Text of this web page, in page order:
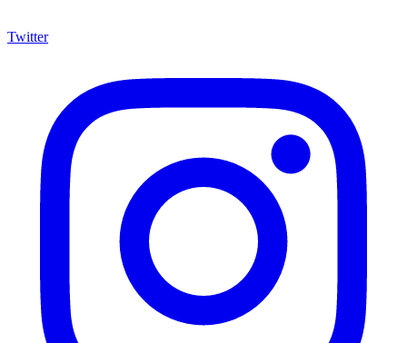
Twitter